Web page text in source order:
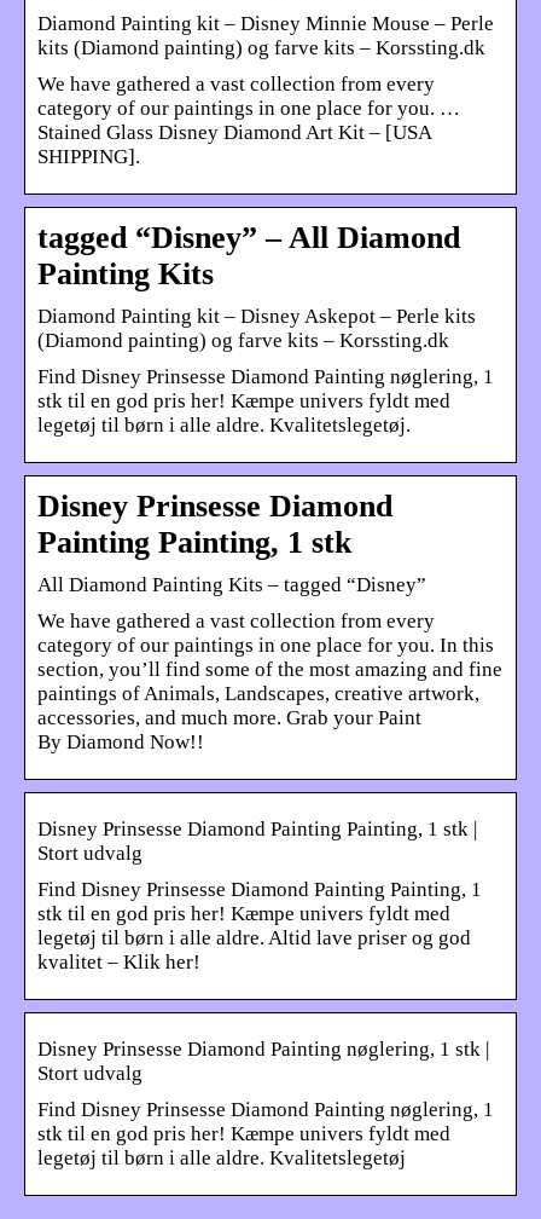
Diamond Painting kit – Disney Minnie Mouse – Perle
kits (Diamond painting) og farve kits – Korssting.dk
We have gathered a vast collection from every
category of our paintings in one place for you. …
Stained Glass Disney Diamond Art Kit – [USA
SHIPPING].
tagged “Disney” – All Diamond
Painting Kits
Diamond Painting kit – Disney Askepot – Perle kits
(Diamond painting) og farve kits – Korssting.dk
Find Disney Prinsesse Diamond Painting nøglering, 1
stk til en god pris her! Kæmpe univers fyldt med
legetøj til børn i alle aldre. Kvalitetslegetøj.
Disney Prinsesse Diamond
Painting Painting, 1 stk
All Diamond Painting Kits – tagged “Disney”
We have gathered a vast collection from every
category of our paintings in one place for you. In this
section, you’ll find some of the most amazing and fine
paintings of Animals, Landscapes, creative artwork,
accessories, and much more. Grab your Paint
By Diamond Now!!
Disney Prinsesse Diamond Painting Painting, 1 stk |
Stort udvalg
Find Disney Prinsesse Diamond Painting Painting, 1
stk til en god pris her! Kæmpe univers fyldt med
legetøj til børn i alle aldre. Altid lave priser og god
kvalitet – Klik her!
Disney Prinsesse Diamond Painting nøglering, 1 stk |
Stort udvalg
Find Disney Prinsesse Diamond Painting nøglering, 1
stk til en god pris her! Kæmpe univers fyldt med
legetøj til børn i alle aldre. Kvalitetslegetøj